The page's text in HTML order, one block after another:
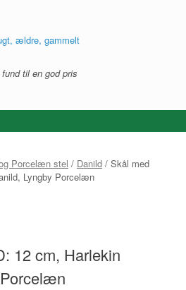
til en god pris
Porcelæn stel / Danild / Skål med
Lyngby Porcelæn
12 cm, Harlekin